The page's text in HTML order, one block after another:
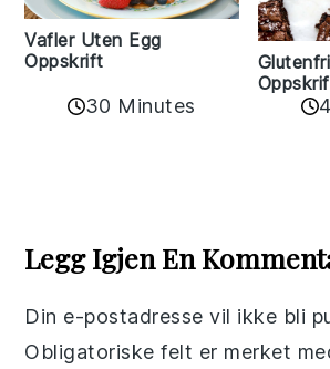
Vafler Uten Egg
Oppskrift
30 Minutes
Interactions
Legg Igjen En
Din e-postadresse vil ikke bli
Obligatoriske felt er merket